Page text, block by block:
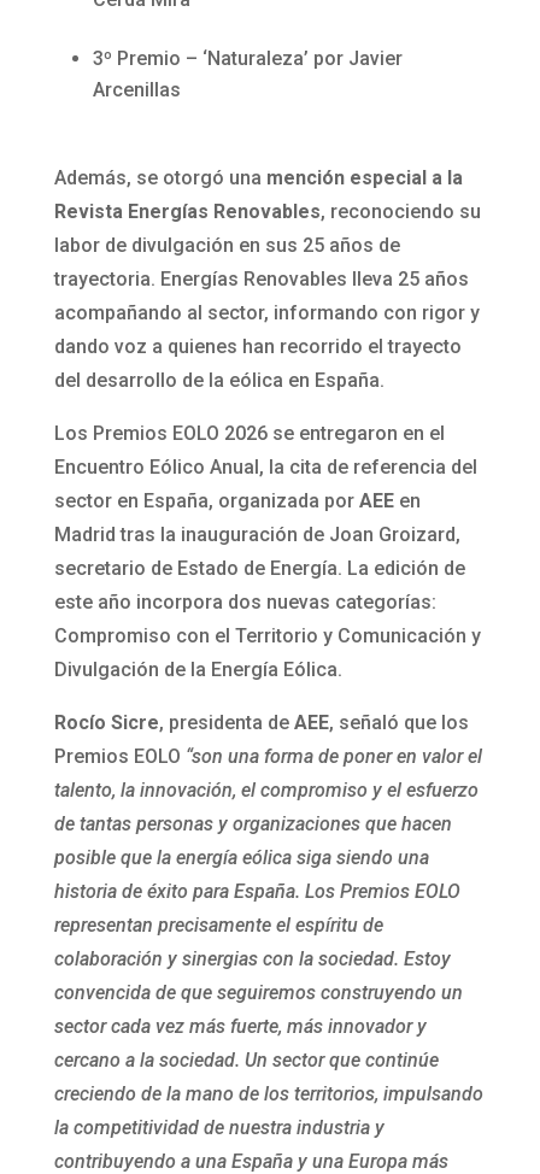
3º Premio – ‘Naturaleza’ por Javier
Arcenillas
Además, se otorgó una mención especial a la
Revista Energías Renovables, reconociendo su
labor de divulgación en sus 25 años de
trayectoria. Energías Renovables lleva 25 años
acompañando al sector, informando con rigor y
dando voz a quienes han recorrido el trayecto
del desarrollo de la eólica en España.
Los Premios EOLO 2026 se entregaron en el
Encuentro Eólico Anual, la cita de referencia del
sector en España, organizada por AEEen
Madrid tras la inauguración de Joan Groizard,
secretario de Estado de Energía. La edición de
este año incorpora dos nuevas categorías:
Compromiso con el Territorio y Comunicación y
Divulgación de la Energía Eólica.
Rocío Sicre, presidenta de AEE, señaló que los
Premios EOLO “son una forma de poner en valor el
talento, la innovación, el compromiso y el esfuerzo
de tantas personas y organizaciones que hacen
posible que la energía eólica siga siendo una
historia de éxito para España. Los Premios EOLO
representan precisamente el espíritu de
colaboración y sinergias con la sociedad. Estoy
convencida de que seguiremos construyendo un
sector cada vez más fuerte, más innovador y
cercano a la sociedad. Un sector que continúe
creciendo de la mano de los territorios, impulsando
la competitividad de nuestra industria y
contribuyendo a una España y una Europa más